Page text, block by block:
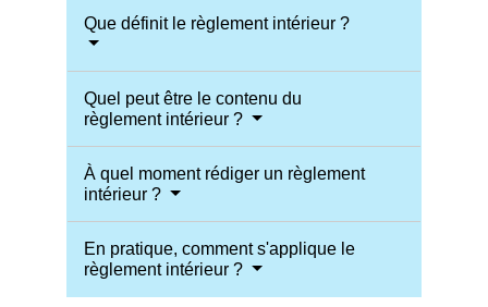
Que définit le règlement intérieur ?
Quel peut être le contenu du
règlement intérieur ?
À quel moment rédiger un règlement
intérieur ?
En pratique, comment s'applique le
règlement intérieur ?